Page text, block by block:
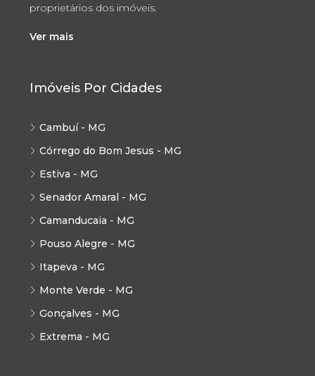
proprietários dos imóveis.
Ver mais
Imóveis Por Cidades
Cambuí - MG
Córrego do Bom Jesus - MG
Estiva - MG
Senador Amaral - MG
Camanducaia - MG
Pouso Alegre - MG
Itapeva - MG
Monte Verde - MG
Gonçalves - MG
Extrema - MG